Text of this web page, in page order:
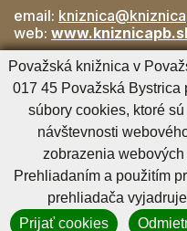
email:
web:
Pobočky
Rozkvet- 042/432 56
SNP - 0901 918 843,
Cookies nastavenieCookies -
Technický prevádzkovateľ
Považská knižnica v
017 45 Považská Bystrica
súbory cookies, ktoré
návštevnosti
zobrazenia
Prehliadaním a použitím
prehliadača
Prijať cookies